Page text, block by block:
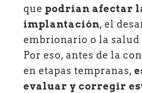
que podrían afectar
implantación, el
embrionario o la salud
Por eso, antes de la
en etapas tempranas,
evaluar y corregir